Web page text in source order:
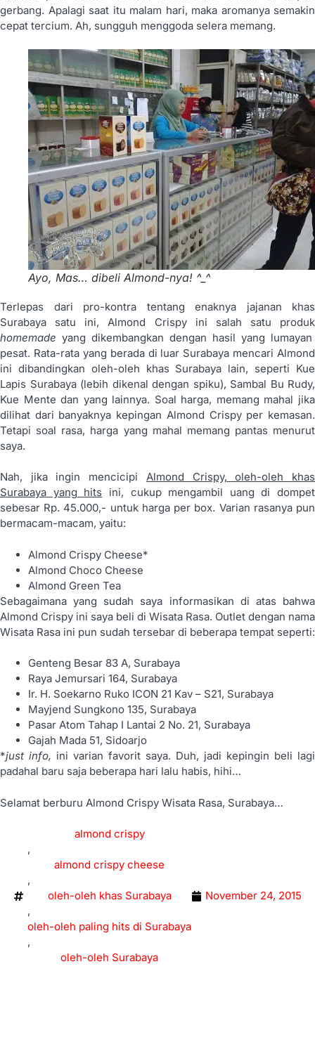
gerbang. Apalagi saat itu malam hari, maka aromanya semakin
cepat tercium. Ah, sungguh menggoda selera memang.
Ayo, Mas… dibeli Almond-nya! ^_^
Terlepas dari pro-kontra tentang enaknya jajanan khas
Surabaya satu ini, Almond Crispy ini salah satu produk
homemade yang dikembangkan dengan hasil yang lumayan
pesat. Rata-rata yang berada di luar Surabaya mencari Almond
ini dibandingkan oleh-oleh khas Surabaya lain, seperti Kue
Lapis Surabaya (lebih dikenal dengan spiku), Sambal Bu Rudy,
Kue Mente dan yang lainnya. Soal harga, memang mahal jika
dilihat dari banyaknya kepingan Almond Crispy per kemasan.
Tetapi soal rasa, harga yang mahal memang pantas menurut
saya.
Nah, jika ingin mencicipi Almond Crispy, oleh-oleh khas
Surabaya yang hits ini, cukup mengambil uang di dompet
sebesar Rp. 45.000,- untuk harga per box. Varian rasanya pun
bermacam-macam, yaitu:
Almond Crispy Cheese*
Almond Choco Cheese
Almond Green Tea
Sebagaimana yang sudah saya informasikan di atas bahwa
Almond Crispy ini saya beli di Wisata Rasa. Outlet dengan nama
Wisata Rasa ini pun sudah tersebar di beberapa tempat seperti:
Genteng Besar 83 A, Surabaya
Raya Jemursari 164, Surabaya
Ir. H. Soekarno Ruko ICON 21 Kav – S21, Surabaya
Mayjend Sungkono 135, Surabaya
Pasar Atom Tahap I Lantai 2 No. 21, Surabaya
Gajah Mada 51, Sidoarjo
*just info, ini varian favorit saya. Duh, jadi kepingin beli lagi
padahal baru saja beberapa hari lalu habis, hihi…
Selamat berburu Almond Crispy Wisata Rasa, Surabaya…
almond crispy
,
almond crispy cheese
,
oleh-oleh khas Surabaya
,
oleh-oleh paling hits di Surabaya
,
oleh-oleh Surabaya
November 24, 2015